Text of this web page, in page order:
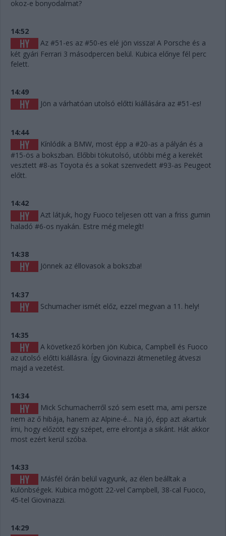
okoz-e bonyodalmat?
14:52
Az #51-es az #50-es elé jön vissza! A Porsche és a
két gyári Ferrari 3 másodpercen belül. Kubica előnye fél perc
felett.
14:49
Jön a várhatóan utolsó előtti kiállására az #51-es!
14:44
Kínlódik a BMW, most épp a #20-as a pályán és a
#15-ös a bokszban. Előbbi tökutolsó, utóbbi még a kerekét
vesztett #8-as Toyota és a sokat szenvedett #93-as Peugeot
előtt.
14:42
Azt látjuk, hogy Fuoco teljesen ott van a friss gumin
haladó #6-os nyakán. Estre még melegít!
14:38
Jönnek az éllovasok a bokszba!
14:37
Schumacher ismét előz, ezzel megvan a 11. hely!
14:35
A következő körben jön Kubica, Campbell és Fuoco
az utolsó előtti kiállásra. Így Giovinazzi átmenetileg átveszi
majd a vezetést.
14:34
Mick Schumacherről szó sem esett ma, ami persze
nem az ő hibája, hanem az Alpine-é... Na jó, épp azt akartuk
írni, hogy előzött egy szépet, erre elrontja a sikánt. Hát akkor
most ezért kerül szóba.
14:33
Másfél órán belül vagyunk, az élen beálltak a
különbségek. Kubica mögött 22-vel Campbell, 38-cal Fuoco,
45-tel Giovinazzi.
14:29